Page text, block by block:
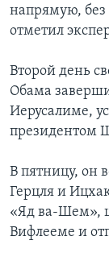
напрямую, без
отметил
Второй день
Обама
Иерусалиме,
президентом
В пятницу, он
Герцля и
«Яд ва-Шем»,
Вифлееме и